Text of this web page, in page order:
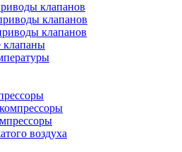
клапанов
клапанов
клапанов
клапаны
воздуха